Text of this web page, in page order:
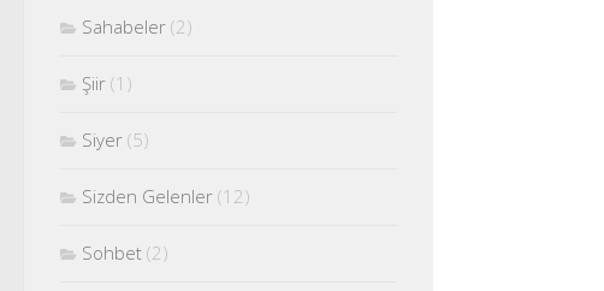
Sahabeler (2)
Şiir (1)
Siyer (5)
Sizden Gelenler (12)
Sohbet (2)